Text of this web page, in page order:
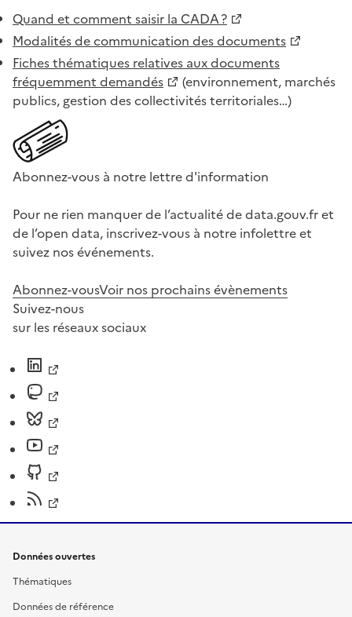
Quand et comment saisir la CADA ?
Modalités de communication des documents
Fiches thématiques relatives aux documents
fréquemment demandés
(environnement, marchés
publics, gestion des collectivités territoriales…)
Abonnez-vous à notre lettre d'information
Pour ne rien manquer de l’actualité de data.gouv.fr et
de l’open data, inscrivez-vous à notre infolettre et
suivez nos événements.
Abonnez-vousVoir nos prochains évènements
Suivez-nous
sur les réseaux sociaux
Données ouvertes
Thématiques
Données de référence